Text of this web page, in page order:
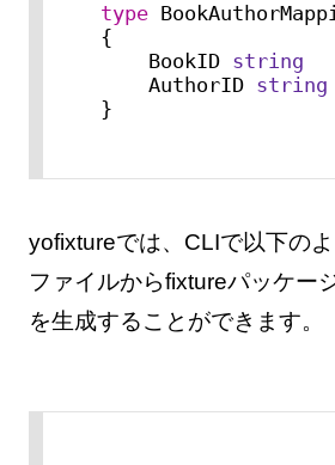
type
{
    BookID
string
    AuthorID
string
}
yofixtureでは、CLIで以下の
ファイルからfixtureパッケー
を生成することができます。